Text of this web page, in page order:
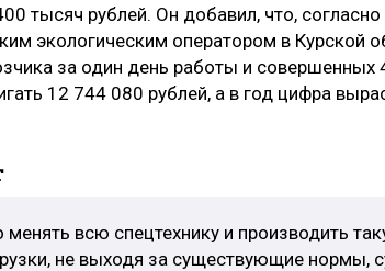
тысяч рублей. Он добавил, что, согласно
экологическим оператором в Курской
за один день работы и совершенных
12 744 080 рублей, а в год цифра
всю спецтехнику и производить
не выходя за существующие нормы,